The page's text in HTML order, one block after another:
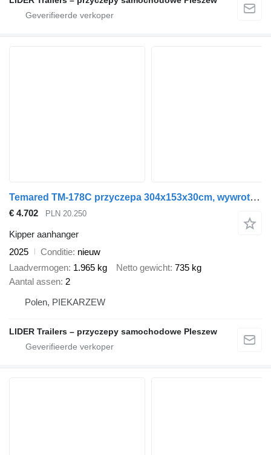
Temared TM-178C przyczepa 304x153x30cm, wywrotka 3015/2C, kipper jednost
€ 4.702 PLN 20.250
Kipper aanhanger
2025
Conditie nieuw
Laadvermogen 1.965 kg Netto gewicht 735 kg
Aantal assen 2
Polen, PIEKARZEW
LIDER Trailers – przyczepy samochodowe Pleszew